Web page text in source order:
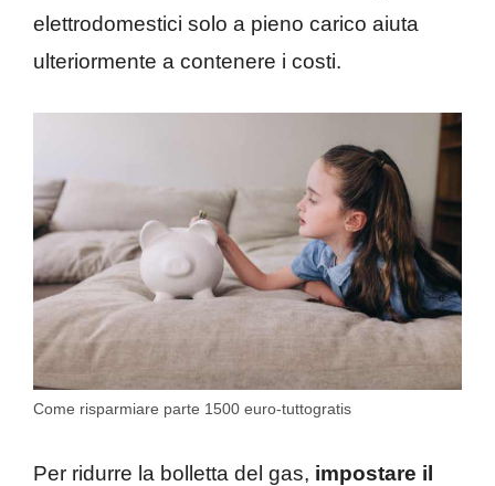
elettrodomestici solo a pieno carico aiuta
ulteriormente a contenere i costi.
Come risparmiare parte 1500 euro-tuttogratis
Per ridurre la bolletta del gas, impostare il